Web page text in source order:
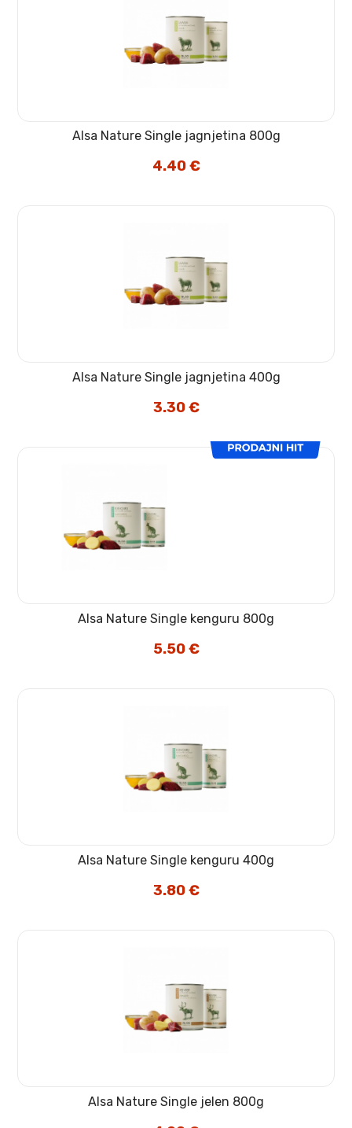
Alsa Nature Single jagnjetina 800g
4.40€
Alsa Nature Single jagnjetina 400g
3.30€
Alsa Nature Single kenguru 800g
5.50€
Alsa Nature Single kenguru 400g
3.80€
Alsa Nature Single jelen 800g